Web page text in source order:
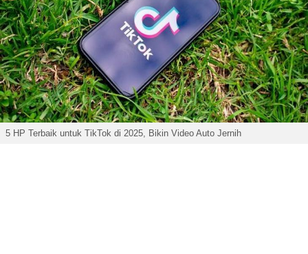
5 HP Terbaik untuk TikTok di 2025, Bikin Video Auto Jernih